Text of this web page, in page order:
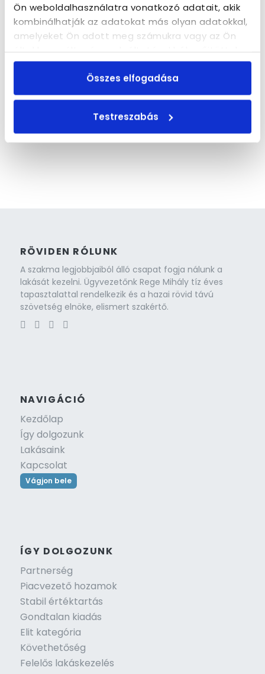
Ön weboldalhasználatra vonatkozó adatait, akik
kombinálhatják az adatokat más olyan adatokkal,
amelyeket Ön adott meg számukra vagy az Ön
Összes elfogadása
Testreszabás
RÖVIDEN RÓLUNK
A szakma legjobbjaiból álló csapat fogja nálunk a
lakását kezelni. Ügyvezetőnk Rege Mihály tíz éves
tapasztalattal rendelkezik és a hazai rövid távú
szövetség elnöke, elismert szakértő.
NAVIGÁCIÓ
Kezdőlap
Így dolgozunk
Lakásaink
Kapcsolat
Vágjon bele
ÍGY DOLGOZUNK
Partnerség
Piacvezető hozamok
Stabil értéktartás
Gondtalan kiadás
Elit kategória
Követhetőség
Felelős lakáskezelés